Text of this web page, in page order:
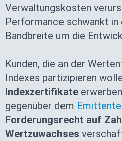
Verwaltungskosten
Performance schwankt in
Bandbreite um die
Kunden, die an der
Indexes partizipieren
Indexzertifikate
gegenüber dem
Forderungsrecht auf
Wertzuwachses